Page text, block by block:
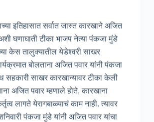
इतिहासात सर्वात जास्त कारखाने अजित
घणाघाती टीका भाजप नेत्या पंकजा मुंडे
केस तालुक्यातील येडेश्वरी साखर
बोलताना अजित पवार यांनी पंकजा
सहकारी साखर कारखान्यावर टीका केली
अजित पवार म्हणाले होते, कारखाना
लागते येरागबाळ्याचं काम नाही. त्यावर
पंकजा मुंडे यांनी अजित पवार यांचा